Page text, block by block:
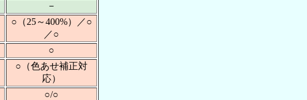
－
○（25～400%）／○
／○
○
○（色あせ補正対
応）
○/○